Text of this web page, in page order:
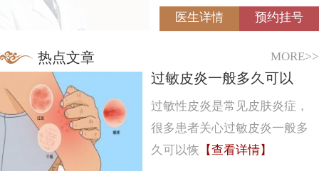
医生详情 预约挂号
热点文章 MORE>>
过敏皮炎一般多久可以
过敏性皮炎是常见皮肤炎症，
很多患者关心过敏皮炎一般多
久可以恢 【查看详情】